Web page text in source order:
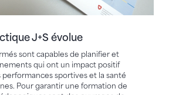
J+S évolue
sont capables de planifier et
qui ont un impact positif
performances sportives et la santé
Pour garantir une formation de